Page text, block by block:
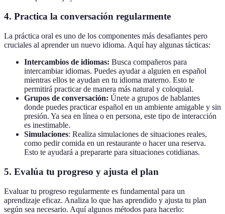
4. Practica la conversación regularmente
La práctica oral es uno de los componentes más desafiantes pero
cruciales al aprender un nuevo idioma. Aquí hay algunas tácticas:
Intercambios de idiomas: Busca compañeros para
intercambiar idiomas. Puedes ayudar a alguien en español
mientras ellos te ayudan en tu idioma materno. Esto te
permitirá practicar de manera más natural y coloquial.
Grupos de conversación: Únete a grupos de hablantes
donde puedes practicar español en un ambiente amigable y sin
presión. Ya sea en línea o en persona, este tipo de interacción
es inestimable.
Simulaciones: Realiza simulaciones de situaciones reales,
como pedir comida en un restaurante o hacer una reserva.
Esto te ayudará a prepararte para situaciones cotidianas.
5. Evalúa tu progreso y ajusta el plan
Evaluar tu progreso regularmente es fundamental para un
aprendizaje eficaz. Analiza lo que has aprendido y ajusta tu plan
según sea necesario. Aquí algunos métodos para hacerlo: